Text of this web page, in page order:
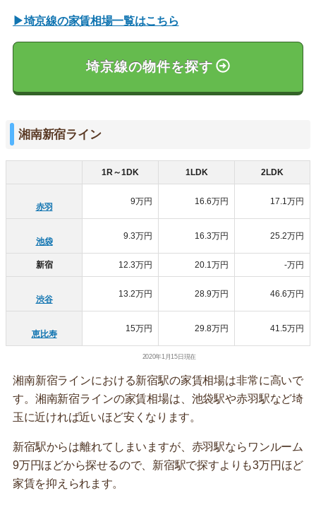
▶埼京線の家賃相場一覧はこちら
埼京線の物件を探す
湘南新宿ライン
1R～1DK 1LDK 2LDK
赤羽
9万円 16.6万円 17.1万円
池袋
9.3万円 16.3万円 25.2万円
新宿 12.3万円 20.1万円 -万円
渋谷
13.2万円 28.9万円 46.6万円
恵比寿
15万円 29.8万円 41.5万円
2020年1月15日現在
湘南新宿ラインにおける新宿駅の家賃相場は非常に高いで
す。湘南新宿ラインの家賃相場は、池袋駅や赤羽駅など埼
玉に近ければ近いほど安くなります。
新宿駅からは離れてしまいますが、赤羽駅ならワンルーム
9万円ほどから探せるので、新宿駅で探すよりも3万円ほど
家賃を抑えられます。